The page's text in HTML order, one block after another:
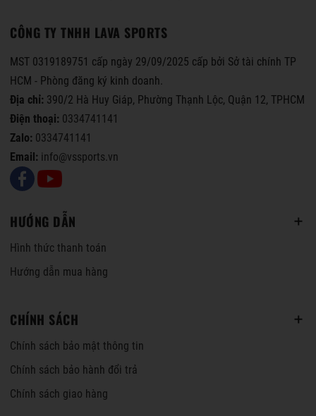
CÔNG TY TNHH LAVA SPORTS
MST 0319189751 cấp ngày 29/09/2025 cấp bởi Sở tài chính TP
HCM - Phòng đăng ký kinh doanh.
Địa chỉ: 390/2 Hà Huy Giáp, Phường Thạnh Lộc, Quận 12, TPHCM
Điện thoại: 0334741141
Zalo: 0334741141
Email: info@vssports.vn
HƯỚNG DẪN
Hình thức thanh toán
Hướng dẫn mua hàng
CHÍNH SÁCH
Chính sách bảo mật thông tin
Chính sách bảo hành đổi trả
Chính sách giao hàng